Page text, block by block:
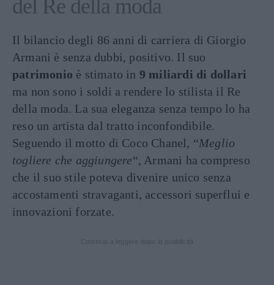
del Re della moda
Il bilancio degli 86 anni di carriera di Giorgio
Armani è senza dubbi, positivo. Il suo
patrimonio è stimato in 9 miliardi di dollari
ma non sono i soldi a rendere lo stilista il Re
della moda. La sua eleganza senza tempo lo ha
reso un artista dal tratto inconfondibile.
Seguendo il motto di Coco Chanel, “Meglio
togliere che aggiungere“, Armani ha compreso
che il suo stile poteva divenire unico senza
accostamenti stravaganti, accessori superflui e
innovazioni forzate.